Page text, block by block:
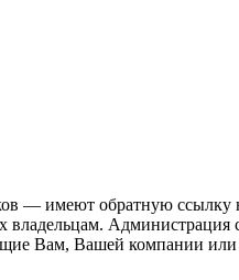
— имеют обратную ссылку
Вам, Вашей компании